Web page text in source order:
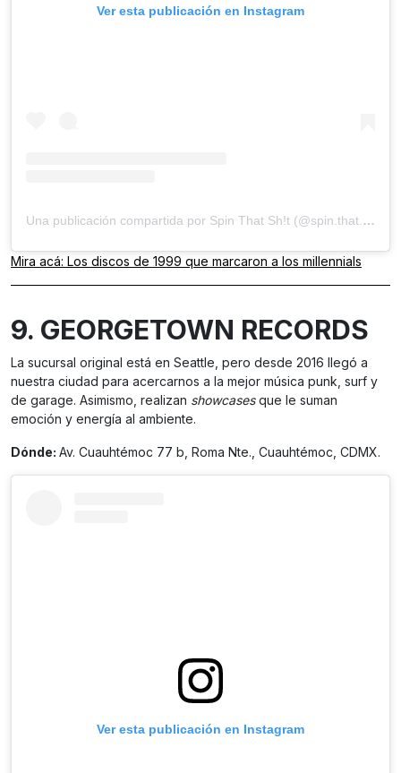
Ver esta publicación en Instagram
Una publicación compartida por Spin That Sh!t (@spin.that.shit)
Mira acá: Los discos de 1999 que marcaron a los millennials
9. GEORGETOWN RECORDS
La sucursal original está en Seattle, pero desde 2016 llegó a
nuestra ciudad para acercarnos a la mejor música punk, surf y
de garage. Asimismo, realizan showcasesque le suman
emoción y energía al ambiente.
Dónde: Av. Cuauhtémoc 77 b, Roma Nte., Cuauhtémoc, CDMX.
Ver esta publicación en Instagram